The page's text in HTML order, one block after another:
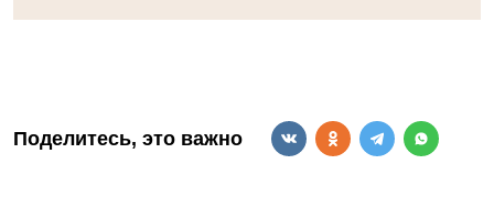
Поделитесь, это важно